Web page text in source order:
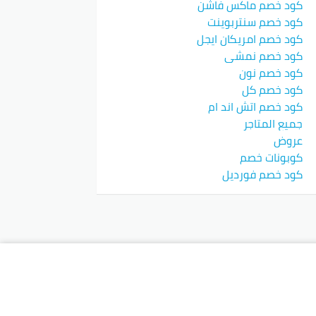
كود خصم ماكس فاشن
كود خصم سنتربوينت
كود خصم امريكان ايجل
كود خصم نمشي
كود خصم نون
كود خصم كل
كود خصم اتش اند ام
جميع المتاجر
عروض
كوبونات خصم
كود خصم فورديل